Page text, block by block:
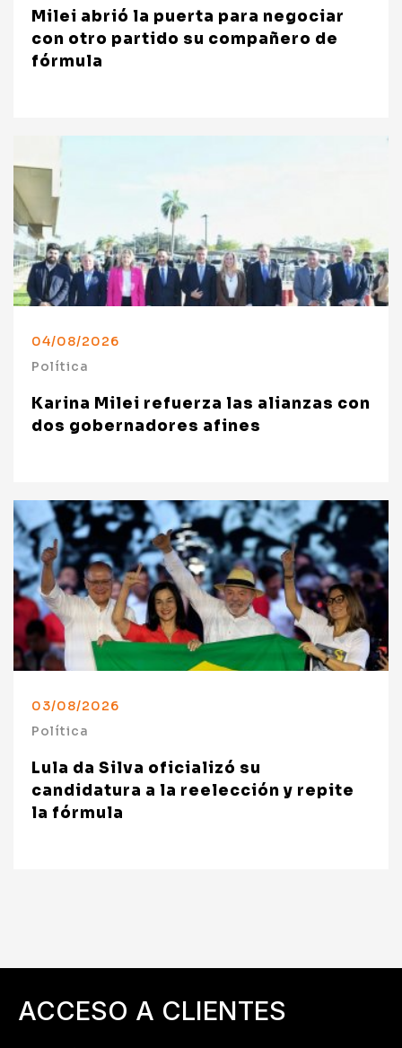
Milei abrió la puerta para negociar
con otro partido su compañero de
fórmula
04/08/2026
Política
Karina Milei refuerza las alianzas con
dos gobernadores afines
03/08/2026
Política
Lula da Silva oficializó su
candidatura a la reelección y repite
la fórmula
ACCESO A CLIENTES